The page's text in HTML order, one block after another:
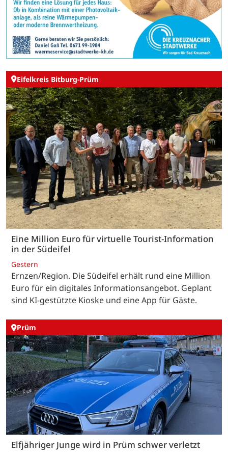
Eifelkreis Bitburg-Prüm
Eine Million Euro für virtuelle Tourist-Information
in der Südeifel
Gestern
Ernzen/Region. Die Südeifel erhält rund eine Million
Euro für ein digitales Informationsangebot. Geplant
sind KI-gestützte Kioske und eine App für Gäste.
Prüm
Elfjähriger Junge wird in Prüm schwer verletzt